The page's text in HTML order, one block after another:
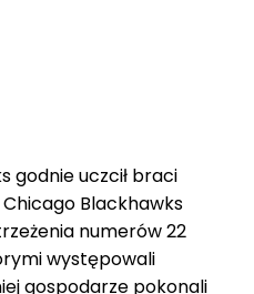
godnie uczcił braci
Blackhawks
numerów 22
występowali
gospodarze pokonali